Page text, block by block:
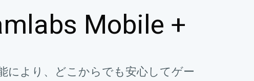
Mobile +
により、どこからでも安心してゲー